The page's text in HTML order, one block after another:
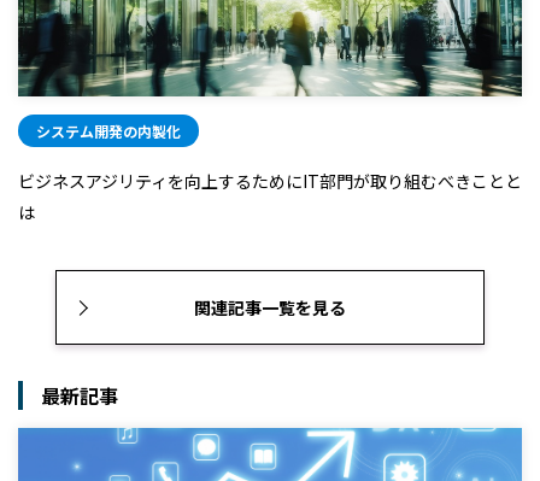
システム開発の内製化
ビジネスアジリティを向上するためにIT部門が取り組むべきことと
は
関連記事一覧を見る
最新記事